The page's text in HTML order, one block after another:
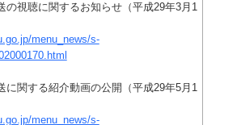
の視聴に関するお知らせ（平成29年3月1
menu_news/s-
に関する紹介動画の公開（平成29年5月1
menu_news/s-